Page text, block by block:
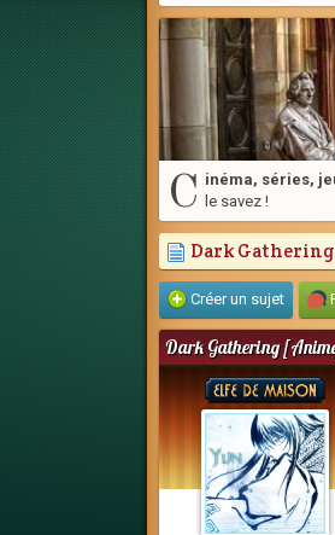
C inéma, séries,
le savez !
Dark
Créer un sujet
Dark Gathering